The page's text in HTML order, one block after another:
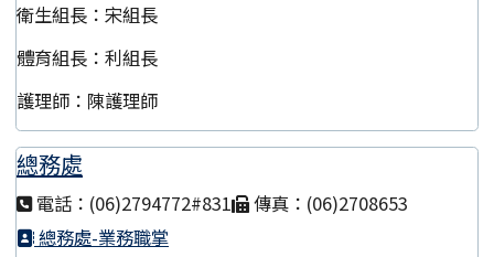
衛生組長：宋組長
體育組長：利組長
護理師：陳護理師
總務處
電話：(06)2794772#831
傳真：(06)2708653
總務處-業務職掌